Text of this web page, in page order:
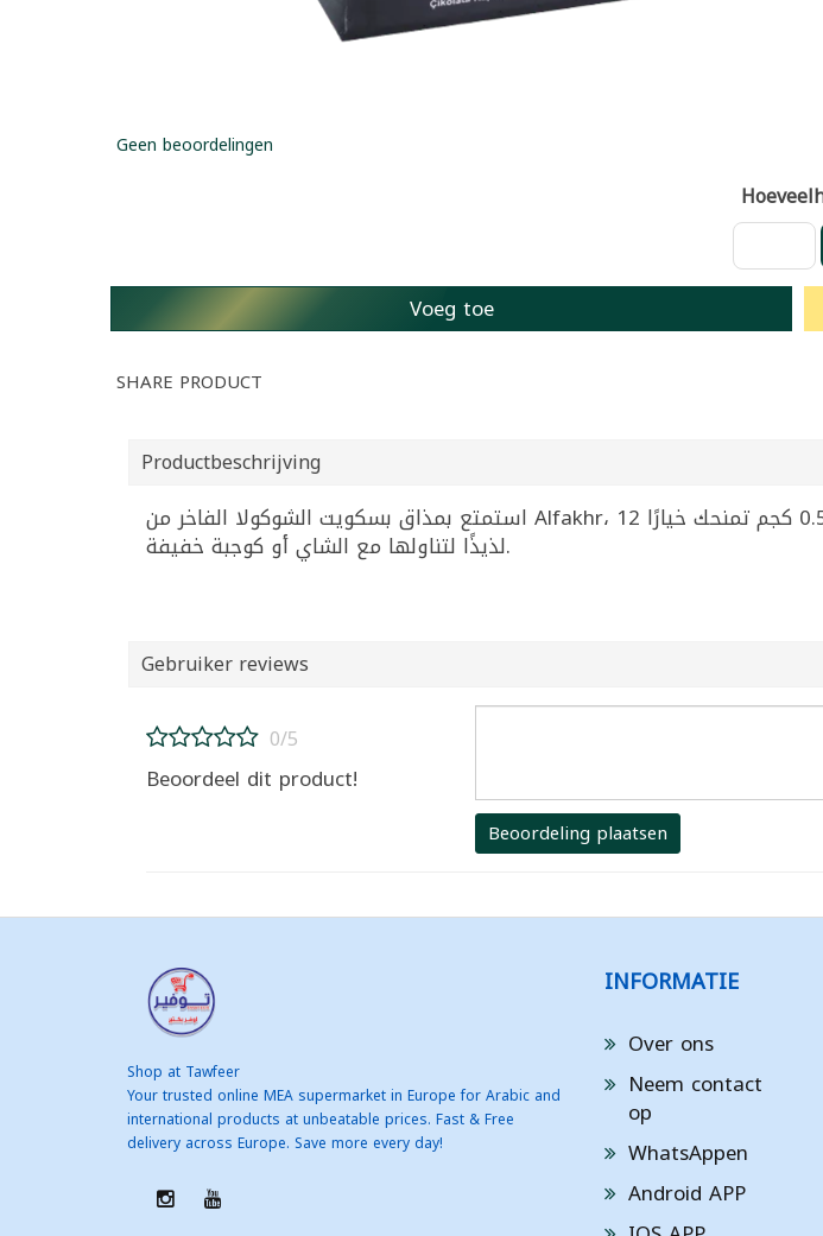
Geen beoordelingen
Voeg toe
SHARE PRODUCT
Productbeschrijving
استمتع بمذاق بسكويت الشوكولا الفاخر من Alfakhr، 12 قطعة مغطاة بطبقة غنية من الشوكولا ومثالية للحلويات. عبوة وزن 0.5 كجم تمنحك خيارًا
لذيذًا لتناولها مع الشاي أو كوجبة خفيفة.
Gebruiker reviews
0/5
Beoordeel dit product!
Beoordeling plaatsen
Shop at Tawfeer
Your trusted online MEA supermarket in Europe for Arabic and
international products at unbeatable prices. Fast & Free
delivery across Europe. Save more every day!
INFORMATIE
Over ons
Neem contact
op
WhatsAppen
Android APP